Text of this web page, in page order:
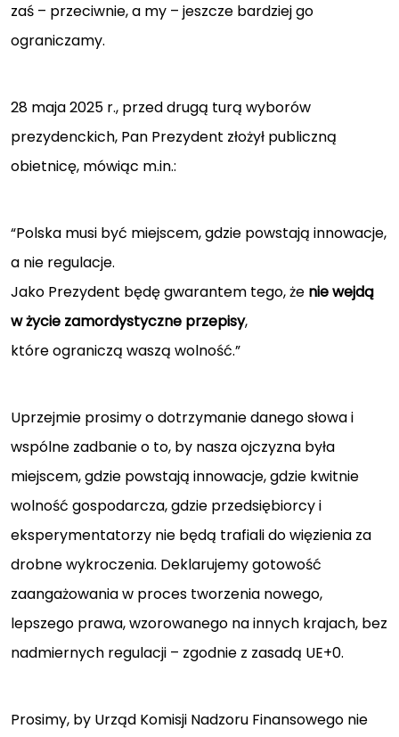
zaś – przeciwnie, a my – jeszcze bardziej go
ograniczamy.
28 maja 2025 r., przed drugą turą wyborów
prezydenckich, Pan Prezydent złożył publiczną
obietnicę, mówiąc m.in.:
“Polska musi być miejscem, gdzie powstają innowacje,
a nie regulacje.
Jako Prezydent będę gwarantem tego, że nie wejdą
w życie zamordystyczne przepisy,
które ograniczą waszą wolność.”
Uprzejmie prosimy o dotrzymanie danego słowa i
wspólne zadbanie o to, by nasza ojczyzna była
miejscem, gdzie powstają innowacje, gdzie kwitnie
wolność gospodarcza, gdzie przedsiębiorcy i
eksperymentatorzy nie będą trafiali do więzienia za
drobne wykroczenia. Deklarujemy gotowość
zaangażowania w proces tworzenia nowego,
lepszego prawa, wzorowanego na innych krajach, bez
nadmiernych regulacji – zgodnie z zasadą UE+0.
Prosimy, by Urząd Komisji Nadzoru Finansowego nie